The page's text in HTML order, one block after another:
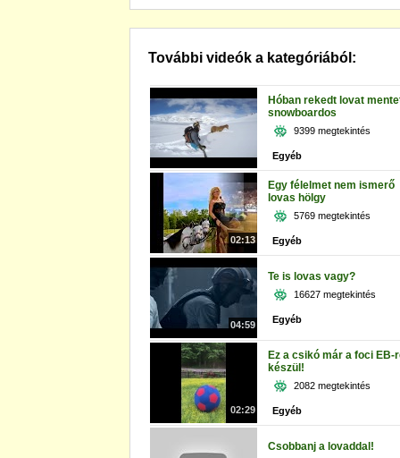
További videók a kategóriából:
02:13
Hóban rekedt lovat
snowboardos
9399 megtekintés
Egyéb
04:59
Egy félelmet nem ismerő
lovas hölgy
5769 megtekintés
Egyéb
02:29
Te is lovas vagy?
16627 megtekintés
Egyéb
Ez a csikó már a foci EB-
készül!
2082 megtekintés
Egyéb
Csobbanj a lovaddal!